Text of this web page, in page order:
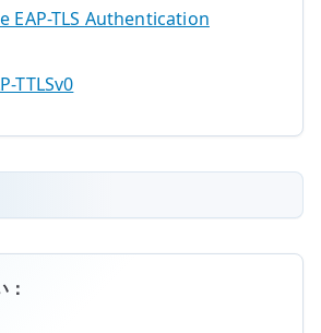
EAP-TLS Authentication
TTLSv0